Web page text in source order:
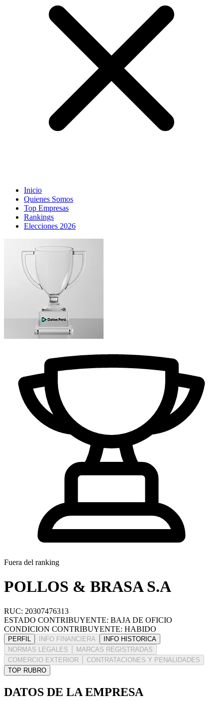
Inicio
Quienes Somos
Top Empresas
Rankings
Elecciones 2026
Fuera del ranking
POLLOS & BRASA S.A
RUC: 20307476313
ESTADO CONTRIBUYENTE: BAJA DE OFICIO
CONDICION CONTRIBUYENTE: HABIDO
PERFIL INFO FINANCIERA
INFO HISTORICA
NORMAS LEGALES
MARCAS REGISTRADAS
COMERCIO EXTERIOR
CONTRATACIONES Y PENALIDADES
TOP RUBRO
DATOS DE LA EMPRESA